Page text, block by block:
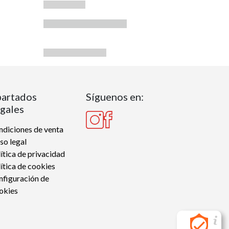
de venta
legal
de privacidad
de cookies
de
Síguenos en: